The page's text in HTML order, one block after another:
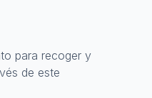
para recoger y
de este